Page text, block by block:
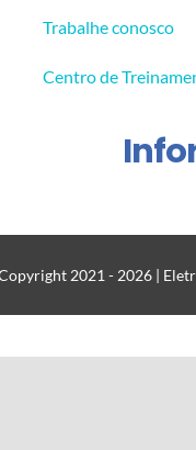
Trabalhe conosco
Centro de
2021 - 2026 |